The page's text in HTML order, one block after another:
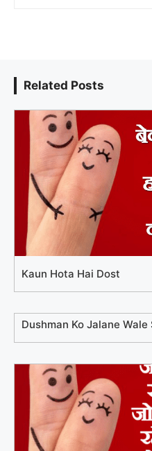
Related Posts
Kaun Hota Hai Dost
Dushman Ko Jalane